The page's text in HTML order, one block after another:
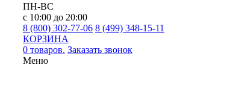
ПН-ВС
с 10:00 до 20:00
8 (800) 302-77-06 8 (499) 348-15-11
КОРЗИНА
0 товаров. Заказать звонок
Меню